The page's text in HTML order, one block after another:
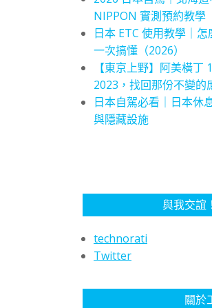
NIPPON 實測預約教學
日本 ETC 使用教學｜
一次搞懂（2026）
【東京上野】阿美橫
2023，找回那份不變的
日本自駕必看｜日本休
與隱藏設施
與我交誼
technorati
Twitter
關於